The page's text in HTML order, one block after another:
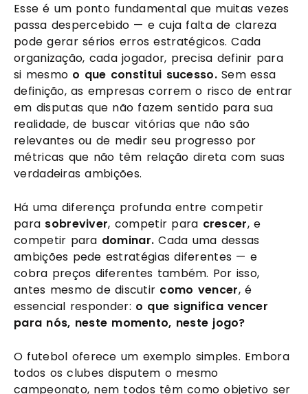
Esse é um ponto fundamental que muitas vezes
passa despercebido — e cuja falta de clareza
pode gerar sérios erros estratégicos. Cada
organização, cada jogador, precisa definir para
si mesmo o que constitui sucesso.Sem essa
definição, as empresas correm o risco de entrar
em disputas que não fazem sentido para sua
realidade, de buscar vitórias que não são
relevantes ou de medir seu progresso por
métricas que não têm relação direta com suas
verdadeiras ambições.
Há uma diferença profunda entre competir
para sobreviver, competir para crescer, e
competir para dominar. Cada uma dessas
ambições pede estratégias diferentes — e
cobra preços diferentes também. Por isso,
antes mesmo de discutir como vencer, é
essencial responder: o que significa vencer
para nós, neste momento, neste jogo?
O futebol oferece um exemplo simples. Embora
todos os clubes disputem o mesmo
campeonato, nem todos têm como objetivo ser